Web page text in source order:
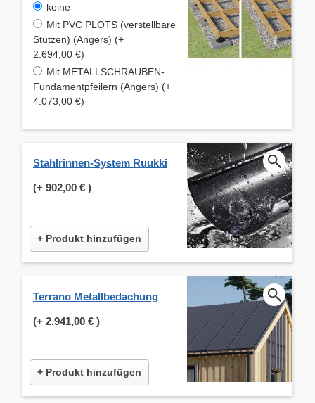
keine
Mit PVC PLOTS (verstellbare
Stützen) (Angers) (+
2.694,00 €)
Mit METALLSCHRAUBEN-
Fundamentpfeilern (Angers) (+
4.073,00 €)
Stahlrinnen-System Ruukki
(+ 902,00 € )
+ Produkt hinzufügen
Terrano Metallbedachung
(+ 2.941,00 € )
+ Produkt hinzufügen